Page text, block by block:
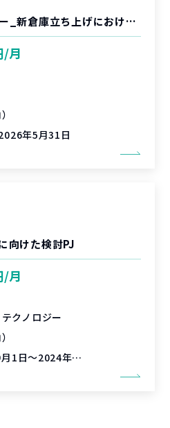
外資系スポーツメーカー_新倉庫立ち上げにおけるPMO支援
月
年5月31日
向けた検討PJ
月
クノロジー
年12月31日（延長可能性有）